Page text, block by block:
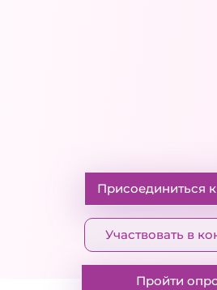
Присоединиться
Участвовать в
Пройти